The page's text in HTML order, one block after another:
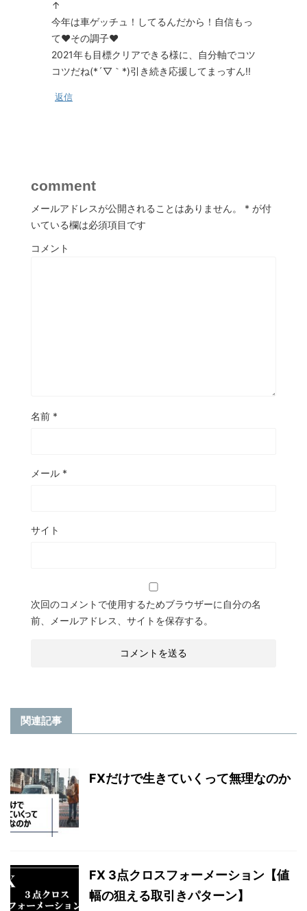
↑
今年は車ゲッチュ！してるんだから！自信もっ
て♥その調子♥
2021年も目標クリアできる様に、自分軸でコツ
コツだね(*´▽｀*)引き続き応援してまっすん!!
返信
comment
メールアドレスが公開されることはありません。 * が付
いている欄は必須項目です
コメント
名前 *
メール *
サイト
次回のコメントで使用するためブラウザーに自分の名
前、メールアドレス、サイトを保存する。
関連記事
FXだけで生きていくって無理なのか
FX 3点クロスフォーメーション【値
幅の狙える取引きパターン】